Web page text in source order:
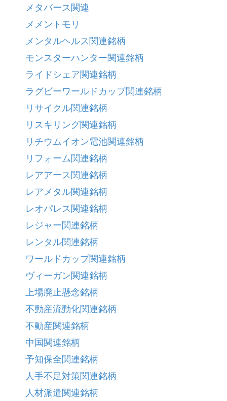
メタバース関連
メメントモリ
メンタルヘルス関連銘柄
モンスターハンター関連銘柄
ライドシェア関連銘柄
ラグビーワールドカップ関連銘柄
リサイクル関連銘柄
リスキリング関連銘柄
リチウムイオン電池関連銘柄
リフォーム関連銘柄
レアアース関連銘柄
レアメタル関連銘柄
レオパレス関連銘柄
レジャー関連銘柄
レンタル関連銘柄
ワールドカップ関連銘柄
ヴィーガン関連銘柄
上場廃止懸念銘柄
不動産流動化関連銘柄
不動産関連銘柄
中国関連銘柄
予知保全関連銘柄
人手不足対策関連銘柄
人材派遣関連銘柄